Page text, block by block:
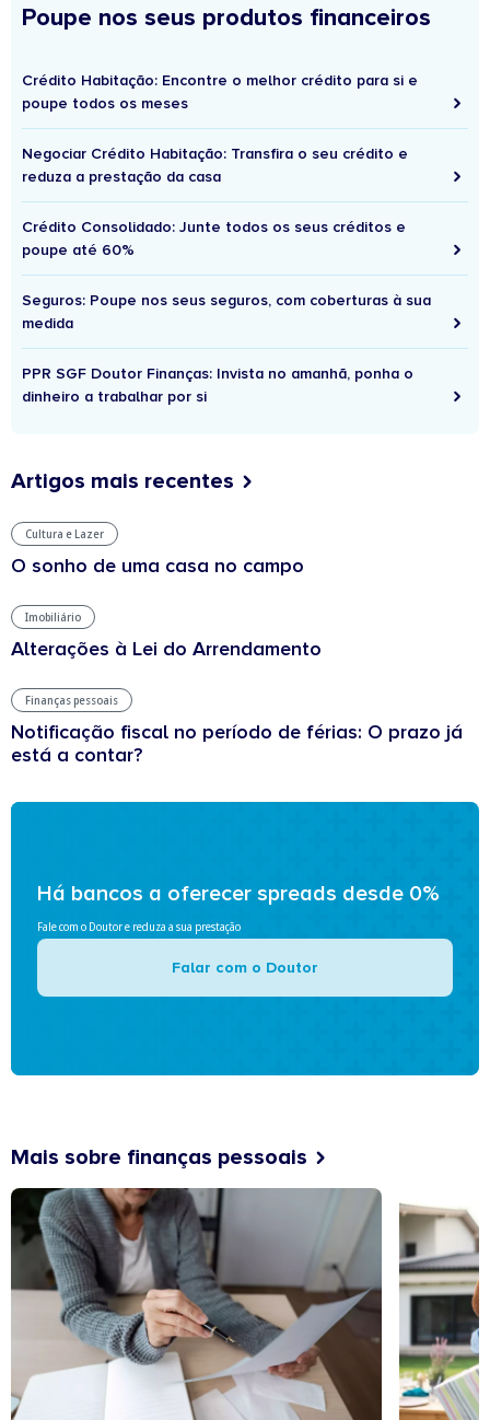
Poupe nos seus produtos financeiros
Crédito Habitação: Encontre o melhor crédito para si e
poupe todos os meses
Negociar Crédito Habitação: Transfira o seu crédito e
reduza a prestação da casa
Crédito Consolidado: Junte todos os seus créditos e
poupe até 60%
Seguros: Poupe nos seus seguros, com coberturas à sua
medida
PPR SGF Doutor Finanças: Invista no amanhã, ponha o
dinheiro a trabalhar por si
Artigos mais recentes
Cultura e Lazer
O sonho de uma casa no campo
Imobiliário
Alterações à Lei do Arrendamento
Finanças pessoais
Notificação fiscal no período de férias: O prazo já
está a contar?
Há bancos a oferecer spreads desde 0%
Fale com o Doutor e reduza a sua prestação
Falar com o Doutor
Mais sobre finanças pessoais